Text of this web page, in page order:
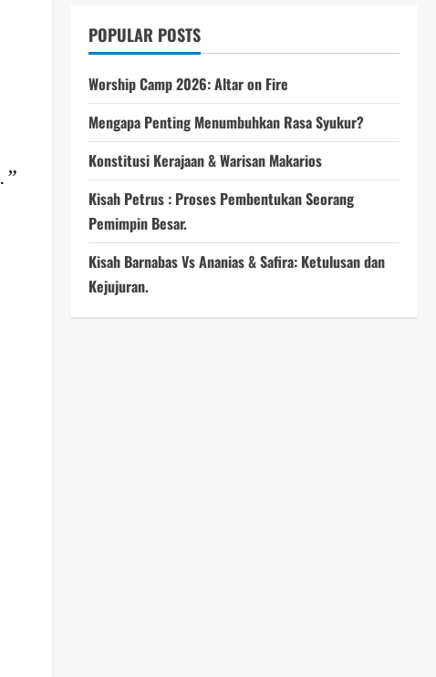
.”
POPULAR POSTS
Worship Camp 2026: Altar on Fire
Mengapa Penting Menumbuhkan Rasa Syukur?
Konstitusi Kerajaan & Warisan Makarios
Kisah Petrus : Proses Pembentukan Seorang
Pemimpin Besar.
Kisah Barnabas Vs Ananias & Safira: Ketulusan dan
Kejujuran.